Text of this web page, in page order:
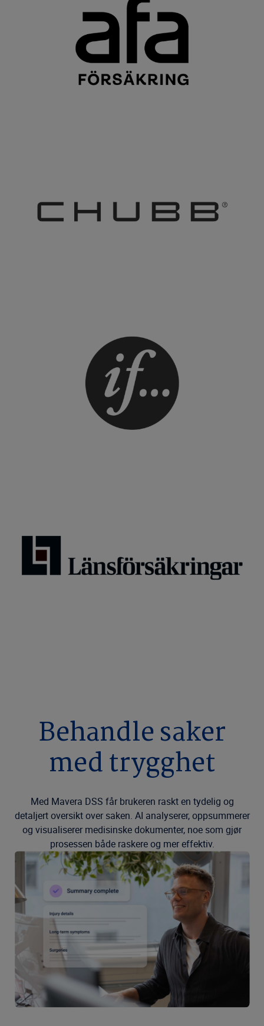
Behandle saker
med trygghet
Med Mavera DSS får brukeren raskt en tydelig og
detaljert oversikt over saken. AI analyserer, oppsummerer
og visualiserer medisinske dokumenter, noe som gjør
prosessen både raskere og mer effektiv.